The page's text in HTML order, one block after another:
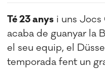
Té 23 anys i uns Jocs
acaba de guanyar la
el seu equip, el
temporada fent un